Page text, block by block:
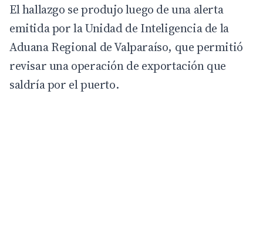
El hallazgo se produjo luego de una alerta
emitida por la Unidad de Inteligencia de la
Aduana Regional de Valparaíso, que permitió
revisar una operación de exportación que
saldría por el puerto.